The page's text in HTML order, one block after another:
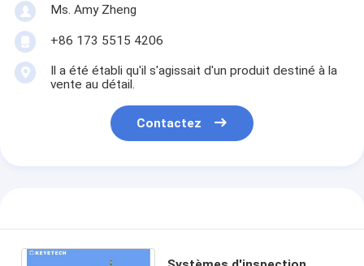
Ms. Amy Zheng
+86 173 5515 4206
Il a été établi qu'il s'agissait d'un produit destiné à la
vente au détail.
Contactez